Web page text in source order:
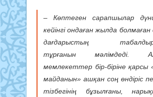
– Көптеген сарапшылар
кейінгі ондаған жылда
дағдарыстың
тұрғанын мәлімдеді.
мемлекеттер бір-біріне
майданын» ашқан соң өндіріс
тізбегінің бұзылғаны,